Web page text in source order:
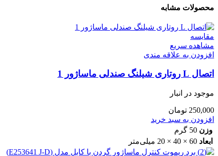
محصولات مشابه
مقایسه
مشاهده سریع
افزودن به علاقه مندی
اتصال L روتاری شیلنگ صندلی ماساژور 1
موجود در انبار
250,000 تومان
افزودن به سبد خرید
وزن 50 گرم
ابعاد 60 × 40 × 20 میلی‌متر